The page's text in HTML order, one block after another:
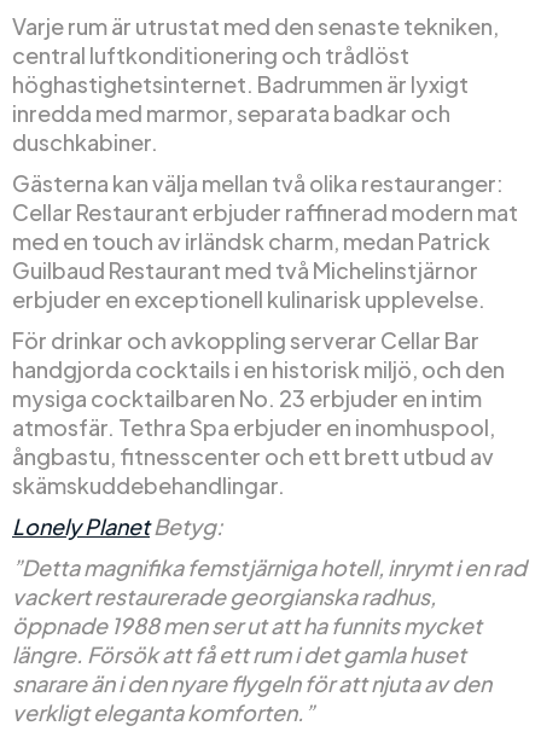
Varje rum är utrustat med den senaste tekniken,
central luftkonditionering och trådlöst
höghastighetsinternet. Badrummen är lyxigt
inredda med marmor, separata badkar och
duschkabiner.
Gästerna kan välja mellan två olika restauranger:
Cellar Restaurant erbjuder raffinerad modern mat
med en touch av irländsk charm, medan Patrick
Guilbaud Restaurant med två Michelinstjärnor
erbjuder en exceptionell kulinarisk upplevelse.
För drinkar och avkoppling serverar Cellar Bar
handgjorda cocktails i en historisk miljö, och den
mysiga cocktailbaren No. 23 erbjuder en intim
atmosfär. Tethra Spa erbjuder en inomhuspool,
ångbastu, fitnesscenter och ett brett utbud av
skämskuddebehandlingar.
Lonely Planet Betyg:
”Detta magnifika femstjärniga hotell, inrymt i en rad
vackert restaurerade georgianska radhus,
öppnade 1988 men ser ut att ha funnits mycket
längre. Försök att få ett rum i det gamla huset
snarare än i den nyare flygeln för att njuta av den
verkligt eleganta komforten.”